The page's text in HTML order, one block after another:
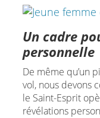
Un cadre
personnelle
De même qu’un
vol, nous devons
le Saint-Esprit
révélations